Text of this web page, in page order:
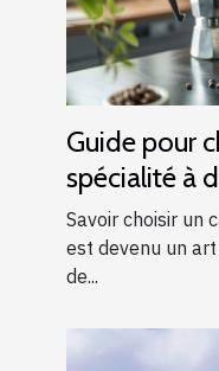
Guide pour
spécialité à
Savoir choisir un
est devenu un
de...